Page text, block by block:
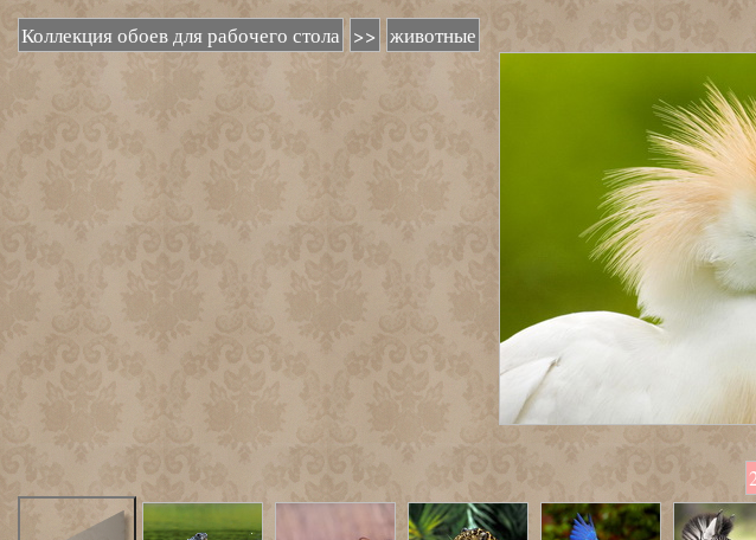
Коллекция обоев для рабочего стола >> животные